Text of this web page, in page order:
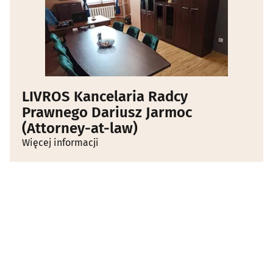
LIVROS Kancelaria Radcy
Prawnego Dariusz Jarmoc
(Attorney-at-law)
Więcej informacji